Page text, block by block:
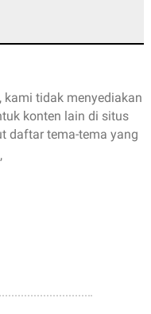
kami tidak menyediakan
konten lain di situs
daftar tema-tema yang
,